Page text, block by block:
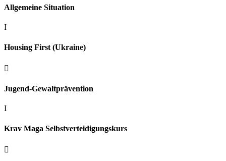
Allgemeine Situation
I
Housing First (Ukraine)

Jugend-Gewaltprävention
I
Krav Maga Selbstverteidigungskurs
